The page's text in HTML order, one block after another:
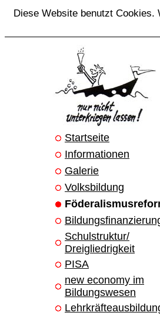
Diese Website benutzt Cookies.
Startseite
Informationen
Galerie
Volksbildung
Schulstruktur/
Dreigliedrigkeit
PISA
new economy im
Bildungswesen